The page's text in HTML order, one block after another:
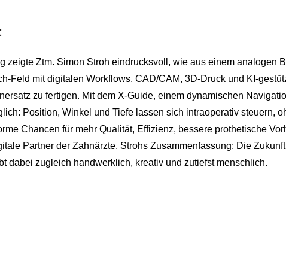
zeigte Ztm. Simon Stroh eindrucksvoll, wie aus einem analogen
Feld mit digitalen Workflows, CAD/CAM, 3D-Druck und KI-
zu fertigen. Mit dem X-Guide, einem dynamischen
Position, Winkel und Tiefe lassen sich intraoperativ steuern,
Chancen für mehr Qualität, Effizienz, bessere prothetische
Partner der Zahnärzte. Strohs Zusammenfassung: Die
dabei zugleich handwerklich, kreativ und zutiefst menschlich.